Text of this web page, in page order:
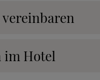
im Hotel